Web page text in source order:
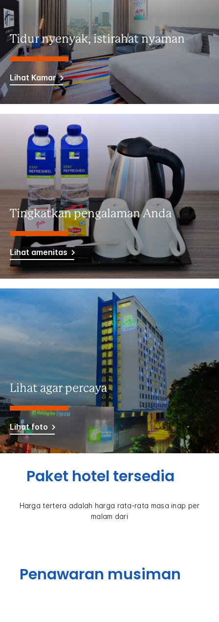
Tidur nyenyak, istirahat nyaman
Lihat Kamar
Tingkatkan pengalaman Anda
Lihat amenitas
Lihat agar percaya
Lihat foto
Paket hotel tersedia
Harga tertera adalah harga rata-rata masa inap per
malam dari
Penawaran musiman